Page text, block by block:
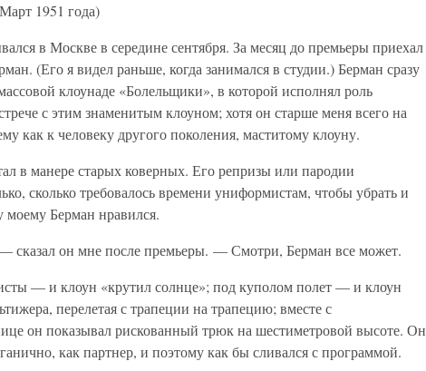
1951 года)
в Москве в середине сентября. За месяц до премьеры приехал
(Его я видел раньше, когда занимался в студии.) Берман сразу
клоунаде «Болельщики», в которой исполнял роль
с этим знаменитым клоуном; хотя он старше меня всего на
как к человеку другого поколения, маститому клоуну.
в манере старых коверных. Его репризы или пародии
сколько требовалось времени униформистам, чтобы убрать и
моему Берман нравился.
он мне после премьеры. — Смотри, Берман все может.
— и клоун «крутил солнце»; под куполом полет — и клоун
перелетая с трапеции на трапецию; вместе с
он показывал рискованный трюк на шестиметровой высоте. Он
как партнер, и поэтому как бы сливался с программой.